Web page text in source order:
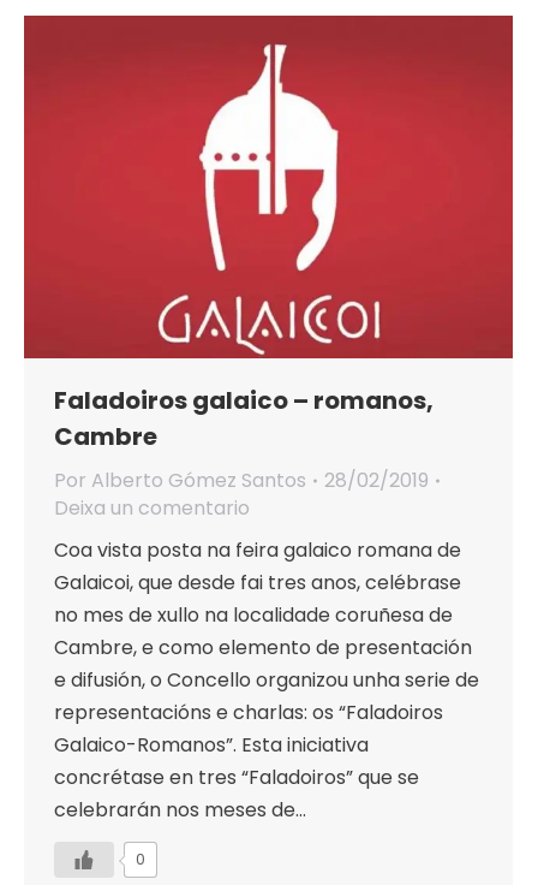
Faladoiros galaico – romanos,
Cambre
Por Alberto Gómez Santos
28/02/2019
Deixa un comentario
Coa vista posta na feira galaico romana de
Galaicoi, que desde fai tres anos, celébrase
no mes de xullo na localidade coruñesa de
Cambre, e como elemento de presentación
e difusión, o Concello organizou unha serie de
representacións e charlas: os “Faladoiros
Galaico-Romanos”. Esta iniciativa
concrétase en tres “Faladoiros” que se
celebrarán nos meses de…
0